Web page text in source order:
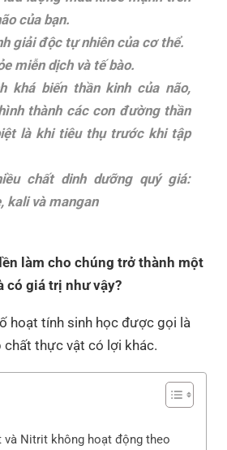
của bạn.
giải độc tự nhiên của cơ thể.
miễn dịch và tế bào.
khá biến thần kinh của não,
thành các con đường thần
là khi tiêu thụ trước khi tập
chất dinh dưỡng quý giá:
kali và mangan
làm cho chúng trở thành một
có giá trị như vậy?
hoạt tính sinh học được gọi là
chất thực vật có lợi khác.
Nitrit không hoạt động theo